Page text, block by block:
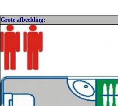
Grote afbeelding: